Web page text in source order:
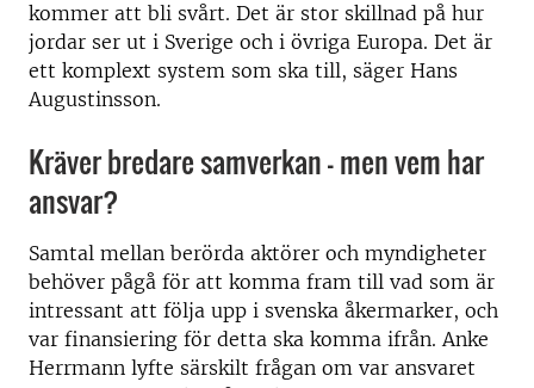
kommer att bli svårt. Det är stor skillnad på hur
jordar ser ut i Sverige och i övriga Europa. Det är
ett komplext system som ska till, säger Hans
Augustinsson.
Kräver bredare samverkan – men vem har
ansvar?
Samtal mellan berörda aktörer och myndigheter
behöver pågå för att komma fram till vad som är
intressant att följa upp i svenska åkermarker, och
var finansiering för detta ska komma ifrån. Anke
Herrmann lyfte särskilt frågan om var ansvaret